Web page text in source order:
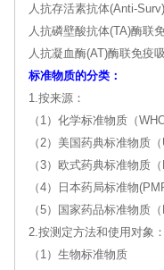
人抗存活素抗体(Anti-
人抗磷壁酸抗体(TA)酶联
人抗凝血酶(AT)酶联免疫
标准物质的分类：
1.按来源：
（1）化学标准物质（
（2）美国药典标准物质
（3）欧式药典标准物质
（4）日本药局标准物
（5）国家药品标准物质
2.按测定方法和使用对象
（1）生物标准物质